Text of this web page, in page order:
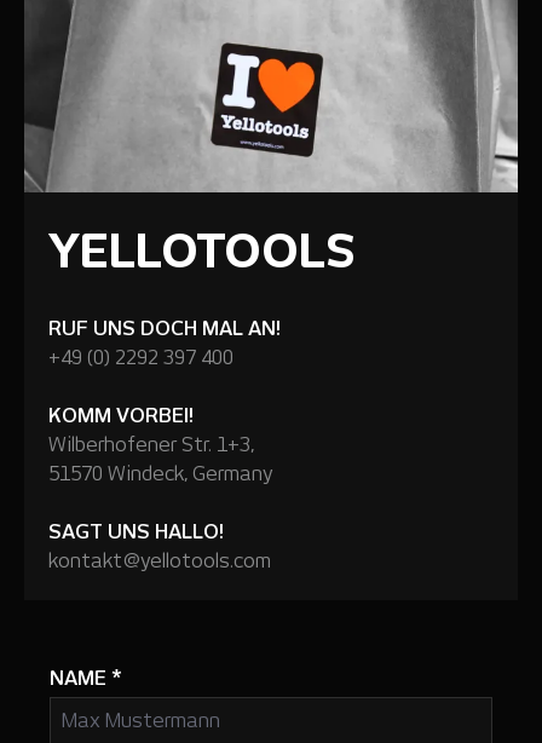
YELLOTOOLS
RUF UNS DOCH MAL AN!
+49 (0) 2292 397 400
KOMM VORBEI!
Wilberhofener Str. 1+3,
51570 Windeck, Germany
SAGT UNS HALLO!
kontakt@yellotools.com
NAME *